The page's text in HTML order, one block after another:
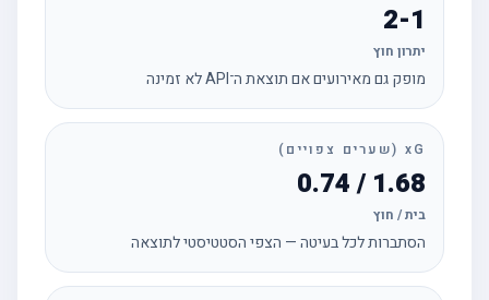
2-1
יתרון חוץ
מופק גם מאירועים אם תוצאת ה־API לא זמינה
xG (שערים צפויים)
1.68 / 0.74
בית / חוץ
הסתברות לכל בעיטה — הצפי הסטטיסטי לתוצאה